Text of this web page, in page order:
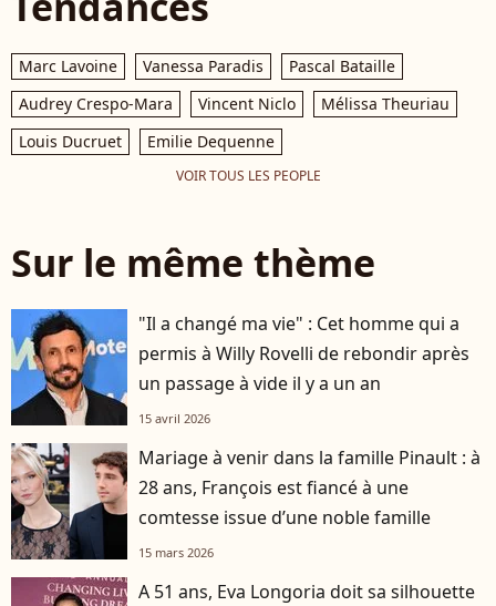
Marc Lavoine Vanessa Paradis
Pascal Bataille
Audrey Crespo-Mara
Vincent Niclo
Mélissa Theuriau
Louis Ducruet
Emilie Dequenne
VOIR TOUS LES PEOPLE
Sur le même thème
"Il a changé ma vie" : Cet homme qui a
permis à Willy Rovelli de rebondir après
un passage à vide il y a un an
15 avril 2026
Mariage à venir dans la famille Pinault : à
28 ans, François est fiancé à une
comtesse issue d’une noble famille
15 mars 2026
A 51 ans, Eva Longoria doit sa silhouette